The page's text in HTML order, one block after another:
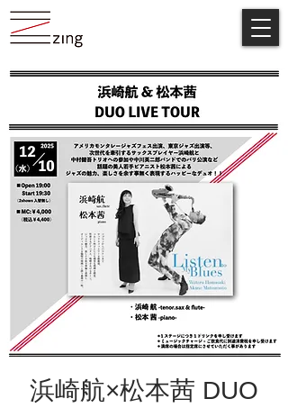
浜崎航×松本茜 DUO